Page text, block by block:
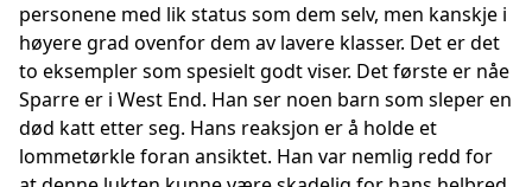
personene med lik status som dem selv, men kanskje i
høyere grad ovenfor dem av lavere klasser. Det er det
to eksempler som spesielt godt viser. Det første er nåe
Sparre er i West End. Han ser noen barn som sleper en
død katt etter seg. Hans reaksjon er å holde et
lommetørkle foran ansiktet. Han var nemlig redd for